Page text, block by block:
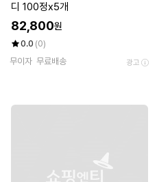
디 100정x5개
82,800원
0.0 (0)
무이자 무료배송 광고